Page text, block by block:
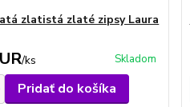
zlatistá zlaté zipsy Laura
/ks Skladom
Pridať do košíka